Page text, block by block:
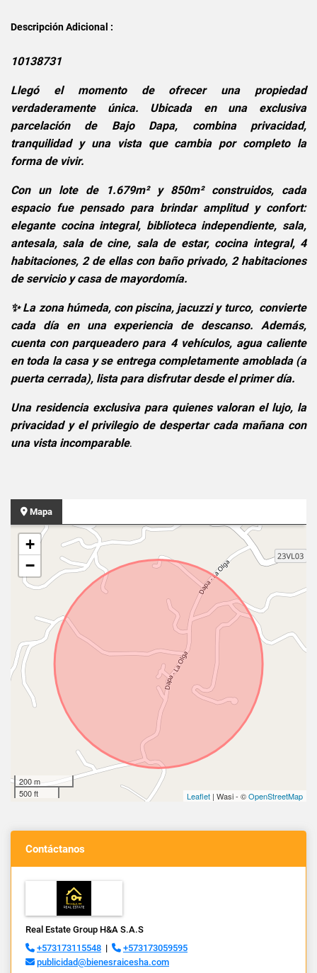
Descripción Adicional :
10138731
Llegó el momento de ofrecer una propiedad
verdaderamente única. Ubicada en una exclusiva
parcelación de Bajo Dapa, combina privacidad,
tranquilidad y una vista que cambia por completo la
forma de vivir.
Con un lote de 1.679m² y 850m² construidos, cada
espacio fue pensado para brindar amplitud y confort:
elegante cocina integral, biblioteca independiente, sala,
antesala, sala de cine, sala de estar, cocina integral, 4
habitaciones, 2 de ellas con baño privado, 2 habitaciones
de servicio y casa de mayordomía.
✨ La zona húmeda, con piscina, jacuzzi y turco, convierte
cada día en una experiencia de descanso. Además,
cuenta con parqueadero para 4 vehículos, agua caliente
en toda la casa y se entrega completamente amoblada (a
puerta cerrada), lista para disfrutar desde el primer día.
Una residencia exclusiva para quienes valoran el lujo, la
privacidad y el privilegio de despertar cada mañana con
una vista incomparable.
Mapa
+
−
200 m
500 ft
Leaflet | Wasi - ©OpenStreetMap
Contáctanos
Real Estate Group H&A S.A.S
+573173115548 |
+573173059595
publicidad@bienesraicesha.com